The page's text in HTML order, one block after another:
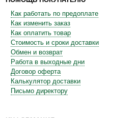
Как работать по предоплате
Как изменить заказ
Как оплатить товар
Стоимость и сроки доставки
Обмен и возврат
Работа в выходные дни
Договор оферта
Калькулятор доставки
Письмо директору